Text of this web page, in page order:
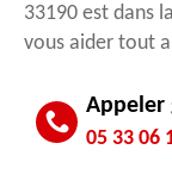
33190 est dans
vous aider tout
Appeler
05 33 06